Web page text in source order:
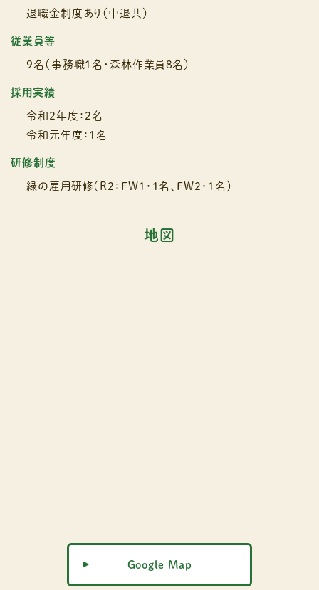
退職金制度あり（中退共）
従業員等
9名（事務職1名･森林作業員8名）
採用実績
令和2年度：2名
令和元年度：1名
研修制度
緑の雇用研修（R2：FW1・1名、FW2・1名）
地図
Google Map